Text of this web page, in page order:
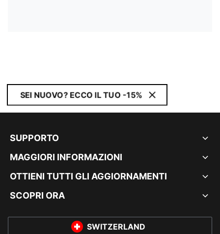
SEI NUOVO? ECCO IL TUO -15%
SUPPORTO
MAGGIORI INFORMAZIONI
OTTIENI TUTTI GLI AGGIORNAMENTI
SCOPRI ORA
SWITZERLAND